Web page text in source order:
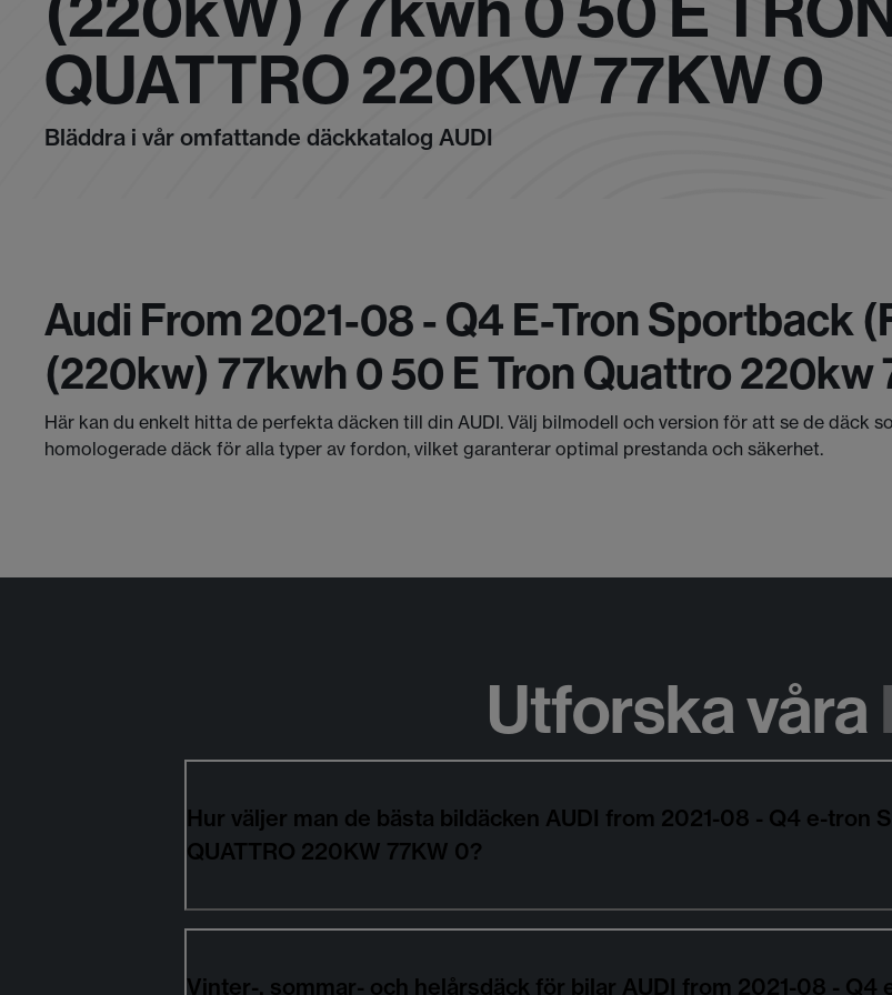
QUATTRO 220KW 77KW 0
Bläddra i vår omfattande däckkatalog AUDI
Audi From 2021-08 - Q4 E-Tron Sportback
(220kw) 77kwh 0 50 E Tron Quattro
Här kan du enkelt hitta de perfekta däcken till din AUDI. Välj bilmodell och version för att se de däck
homologerade däck för alla typer av fordon, vilket garanterar optimal prestanda och säkerhet.
Utforska våra
Hur väljer man de bästa bildäcken AUDI from 2021-08 - Q4 e-tron
QUATTRO 220KW 77KW 0?
Vinter-, sommar- och helårsdäck för bilar AUDI from 2021-08 - Q4